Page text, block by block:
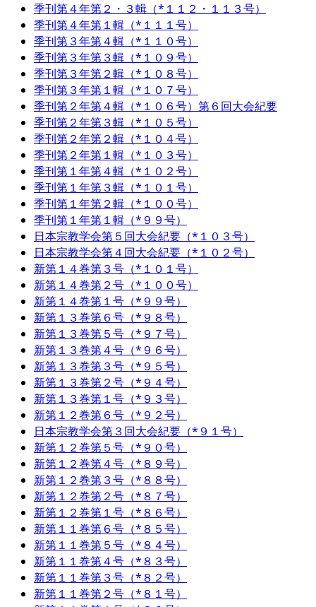
季刊第４年第２・３輯（*１１２・１１３号）
季刊第４年第１輯（*１１１号）
季刊第３年第４輯（*１１０号）
季刊第３年第３輯（*１０９号）
季刊第３年第２輯（*１０８号）
季刊第３年第１輯（*１０７号）
季刊第２年第４輯（*１０６号）第６回大会紀要
季刊第２年第３輯（*１０５号）
季刊第２年第２輯（*１０４号）
季刊第２年第１輯（*１０３号）
季刊第１年第４輯（*１０２号）
季刊第１年第３輯（*１０１号）
季刊第１年第２輯（*１００号）
季刊第１年第１輯（*９９号）
日本宗教学会第５回大会紀要（*１０３号）
日本宗教学会第４回大会紀要（*１０２号）
新第１４巻第３号（*１０１号）
新第１４巻第２号（*１００号）
新第１４巻第１号（*９９号）
新第１３巻第６号（*９８号）
新第１３巻第５号（*９７号）
新第１３巻第４号（*９６号）
新第１３巻第３号（*９５号）
新第１３巻第２号（*９４号）
新第１３巻第１号（*９３号）
新第１２巻第６号（*９２号）
日本宗教学会第３回大会紀要（*９１号）
新第１２巻第５号（*９０号）
新第１２巻第４号（*８９号）
新第１２巻第３号（*８８号）
新第１２巻第２号（*８７号）
新第１２巻第１号（*８６号）
新第１１巻第６号（*８５号）
新第１１巻第５号（*８４号）
新第１１巻第４号（*８３号）
新第１１巻第３号（*８２号）
新第１１巻第２号（*８１号）